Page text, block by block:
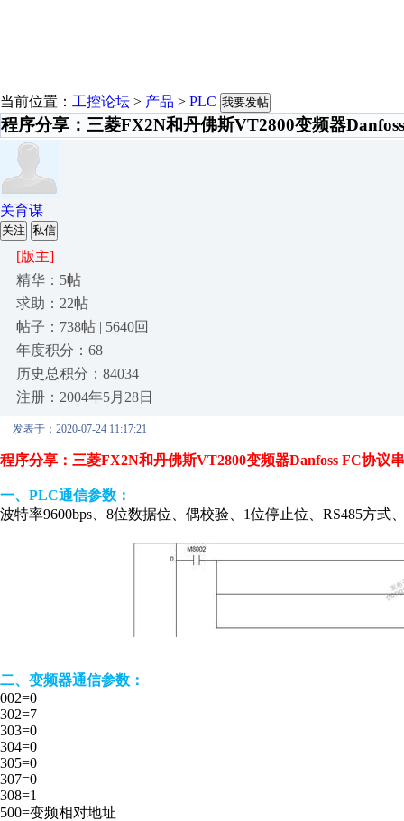
当前位置： 工控论坛 > 产品 > PLC 我要发帖
程序分享：三菱FX2N和丹佛斯VT2800变频器
关育谋
关注 私信
[版主]
精华：5帖
求助：22帖
帖子：738帖 | 5640回
年度积分：68
历史总积分：84034
注册：2004年5月28日
发表于：2020-07-24 11:17:21
程序分享：三菱FX2N和丹佛斯VT2800变频器Danfoss FC协议
一、PLC通信参数：
波特率9600bps、8位数据位、偶校验、1位停止位、RS485方式
二、变频器通信参数：
002=0
302=7
303=0
304=0
305=0
307=0
308=1
500=变频相对地址